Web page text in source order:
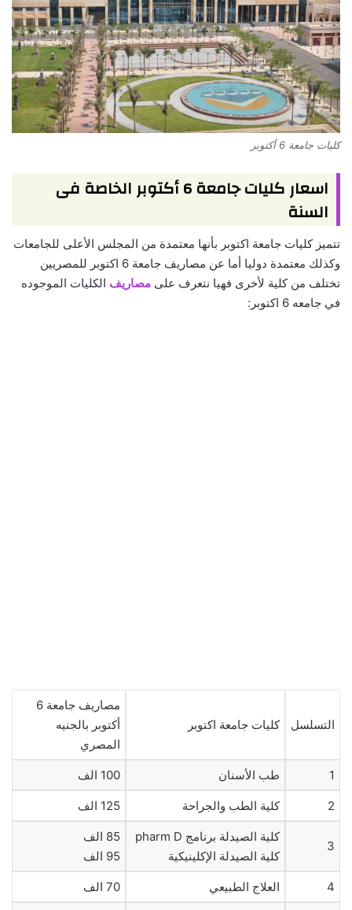
كليات جامعة 6 أكتوبر
اسعار كليات جامعة 6 أكتوبر الخاصة فى
السنة
تتميز كليات جامعة اكتوبر بأنها معتمدة من المجلس الأعلى للجامعات
وكذلك معتمدة دوليا أما عن مصاريف جامعة 6 اكتوبر للمصريين
تختلف من كلية لأخرى فهيا نتعرف على مصاريف الكليات الموجوده
في جامعه 6 اكتوبر:
التسلسل كليات جامعة اكتوبر
مصاريف جامعة 6
أكتوبر بالجنيه
المصري
1 طب الأسنان 100 الف
2 كلية الطب والجراحة 125 الف
3
كلية الصيدلة برنامج pharm D
كلية الصيدلة الإكلينيكية
85 الف
95 الف
4 العلاج الطبيعي 70 الف